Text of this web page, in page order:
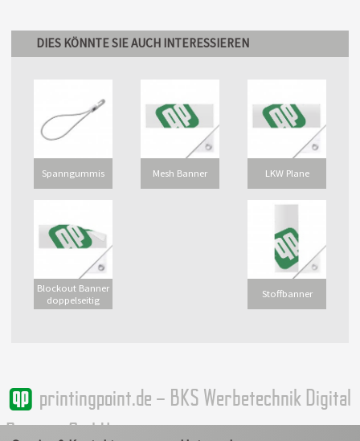
DIES KÖNNTE SIE AUCH INTERESSIEREN
Spanngummis Mesh Banner LKW Plane
Blockout Banner
doppelseitig
Stoffbanner
printingpoint.de – BKS Werbetechnik Digital
Printing GmbH